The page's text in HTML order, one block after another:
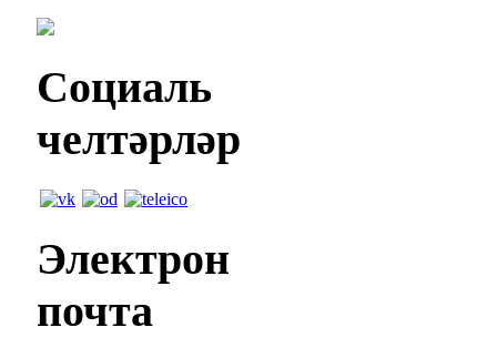
Социаль
челтәрләр
Электрон
почта